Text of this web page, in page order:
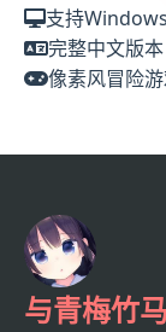
支持
完整中文版本
像素风冒险
与青梅竹